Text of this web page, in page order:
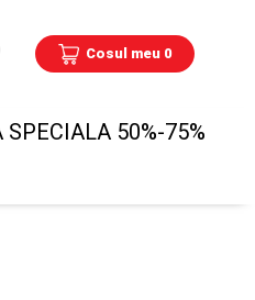
Cosul meu 0
SPECIALA 50%-75%